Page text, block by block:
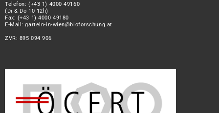
Telefon:(+43 1) 4000 49160
(Di & Do 10-12h)
Fax: (+43 1) 4000 49180
E-Mail:garteln-in-wien@bioforschung.at
ZVR: 895 094 906